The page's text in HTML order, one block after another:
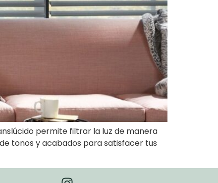
permite filtrar la luz de manera
tonos y acabados para satisfacer tus